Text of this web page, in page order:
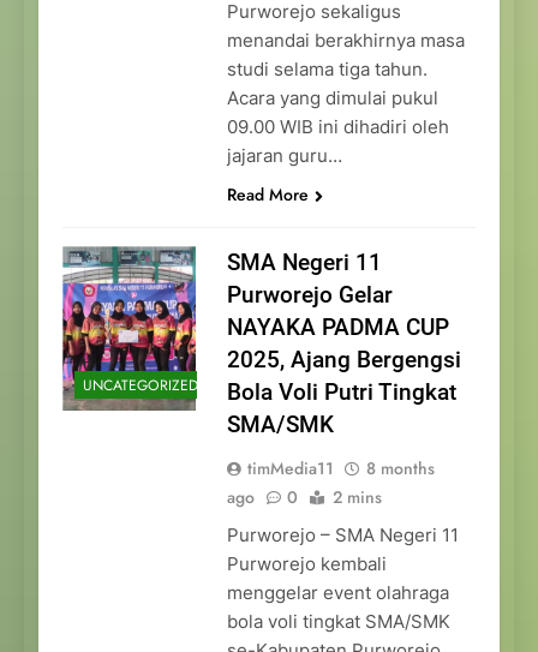
Purworejo sekaligus
menandai berakhirnya masa
studi selama tiga tahun.
Acara yang dimulai pukul
09.00 WIB ini dihadiri oleh
jajaran guru…
Read More
UNCATEGORIZED
SMA Negeri 11
Purworejo Gelar
NAYAKA PADMA CUP
2025, Ajang Bergengsi
Bola Voli Putri Tingkat
SMA/SMK
timMedia11
8 months
ago
0 2 mins
Purworejo – SMA Negeri 11
Purworejo kembali
menggelar event olahraga
bola voli tingkat SMA/SMK